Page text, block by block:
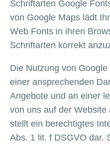
Schriftarten Google
von Google Maps lädt
Web Fonts in ihren
Schriftarten korrekt
Die Nutzung von
einer ansprechenden
Angebote und an einer
von uns auf der
stellt ein berechtigtes
Abs. 1 lit. f DSGVO dar.